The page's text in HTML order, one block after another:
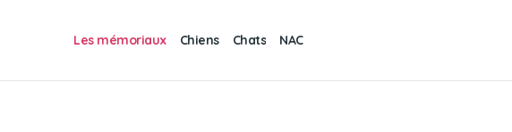
Les mémoriaux Chiens Chats NAC